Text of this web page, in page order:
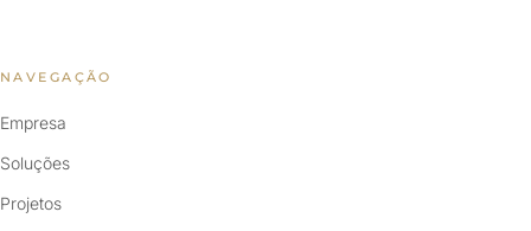
NAVEGAÇÃO
Empresa
Soluções
Projetos